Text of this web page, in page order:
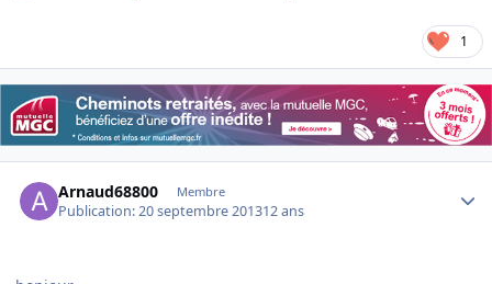
1
Arnaud68800 Membre
Publication:20 septembre 201312 ans